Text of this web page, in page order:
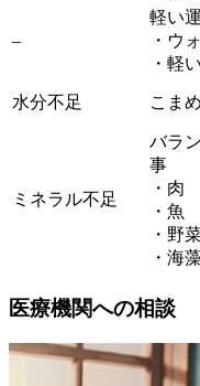
–
軽い
・ウ
・軽
水分不足 こま
ミネラル不足
バラ
事
・肉
・魚
・野
・海
医療機関への相談